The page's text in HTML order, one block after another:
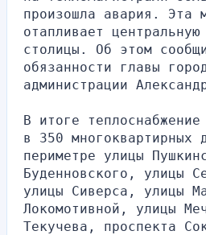
произошла авария. Эта
отапливает
столицы. Об этом
обязанности главы
администрации
В итоге
в 350 многоквартирных
периметре улицы
Буденновского, улицы
улицы Сиверса, улицы
Локомотивной, улицы
Текучева, проспекта